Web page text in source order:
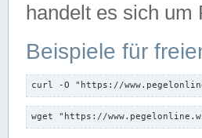
handelt es sich
Beispiele für
curl -O "https://
wget "https://